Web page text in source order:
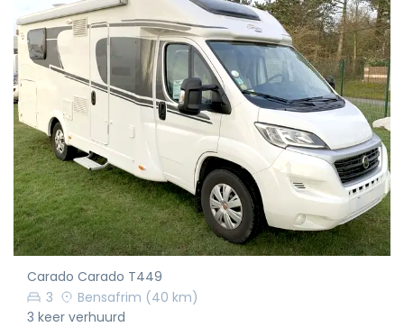
Carado Carado T449
3
Bensafrim (40 km)
3 keer verhuurd